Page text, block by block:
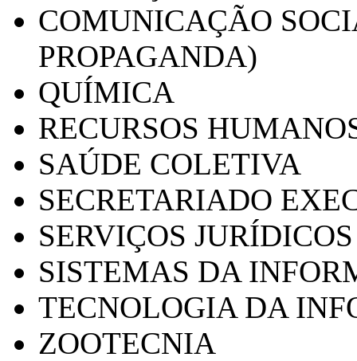
COMUNICAÇÃO
PROPAGANDA)
QUÍMICA
RECURSOS
SAÚDE COLETIVA
SECRETARIADO
SERVIÇOS
SISTEMAS DA
TECNOLOGIA DA
ZOOTECNIA